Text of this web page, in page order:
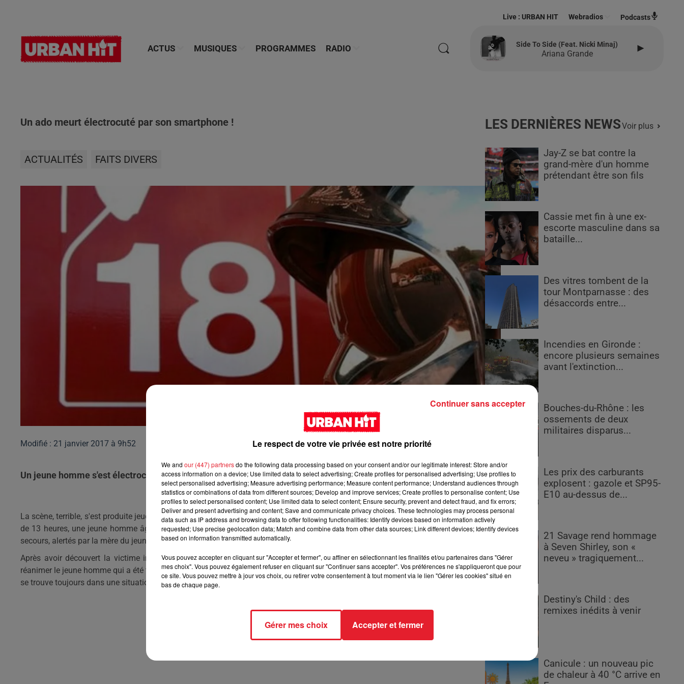
ACTUS MUSIQUES PROGRAMMES RADIO
Live : URBAN HIT Webradios Podcasts
Side To Side (feat. Nicki Minaj)
Ariana Grande
Un ado meurt électrocuté par son smartphone !
ACTUALITÉS FAITS DIVERS
Modifié : 21 janvier 2017 à 9h52
Un jeune homme s'est électrocuté alors qu'il consultait son smartphone dans son bain.
La scène, terrible, s'est produite jeudi dernier au Puy-Notre-Dame, une petit commune située en Maine-et-Loire. Aux alentours
de 13 heures, une jeune homme âgé de 18 ans s'est électrisé alors qu'il consultait son téléphone, branché au secteur. Les
secours, alertés par la mère du jeune homme, se sont vite rendus sur place.
Après avoir découvert la victime inconsciente, les pompiers lui ont prodigué les premiers secours. Ils ont alors réussi à
réanimer le jeune homme qui a été tout de suite placé en arrêt cardio-respiratoire. Héliporté au CHU d'Angers, la jeune victime
se trouve toujours dans une situation plus que critique.
LES DERNIÈRES NEWSVoir plus
Jay-Z se bat contre la
grand-mère d'un homme
prétendant être son fils
Cassie met fin à une ex-
escorte masculine dans sa
bataille...
Des vitres tombent de la
tour Montparnasse : des
désaccords entre...
Incendies en Gironde :
encore plusieurs semaines
avant l'extinction...
Bouches-du-Rhône : les
ossements de deux
militaires disparus...
Les prix des carburants
explosent : gazole et SP95-
E10 au-dessus de...
21 Savage rend hommage
à Seven Shirley, son «
neveu » tragiquement...
Destiny's Child : des
remixes inédits à venir
Canicule : un nouveau pic
de chaleur à 40 °C arrive en
Le respect de votre vie privée est notre priorité
We and our (447) partnersdo the following data processing based on your consent and/or our legitimate interest: Store and/or
access information on a device; Use limited data to select advertising; Create profiles for personalised advertising; Use profiles to
select personalised advertising; Measure advertising performance; Measure content performance; Understand audiences through
statistics or combinations of data from different sources; Develop and improve services; Create profiles to personalise content; Use
profiles to select personalised content; Use limited data to select content; Ensure security, prevent and detect fraud, and fix errors;
Deliver and present advertising and content; Save and communicate privacy choices. These technologies may process personal
data such as IP address and browsing data to offer following functionalities: Identify devices based on information actively
requested; Use precise geolocation data; Match and combine data from other data sources; Link different devices; Identify devices
based on information transmitted automatically.
Vous pouvez accepter en cliquant sur "Accepter et fermer", ou affiner en sélectionnant les finalités et/ou partenaires dans "Gérer
mes choix". Vous pouvez également refuser en cliquant sur "Continuer sans accepter". Vos préférences ne s'appliqueront que pour
ce site. Vous pouvez mettre à jour vos choix, ou retirer votre consentement à tout moment via le lien "Gérer les cookies" situé en
bas de chaque page.
Gérer mes choix Accepter et fermer
Continuer sans accepter